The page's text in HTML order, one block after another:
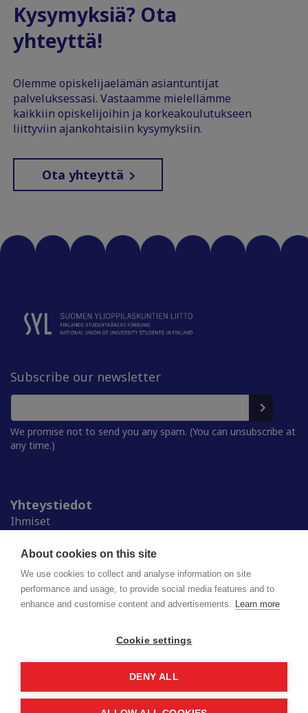
About cookies on this site
We use cookies to collect and analyse information on site
performance and usage, to provide social media features and to
enhance and customise content and advertisements. Learn more
Cookie settings
DENY ALL
Kysymyksiä? Ota
yhteyttä!
Olemme opiskelijaelämän asiantuntijat
palveluksessasi. Vastaamme mielellämme
kaikkiin opiskelijoihin ja korkeakoulutukseen
liittyviin ajankohtaisiin kysymyksiin.
Ota yhteyttä
Subscribe our newsletter
We promise not to send you any spam. (You can unsubscribe at
any time.)
Yhteystiedot
Ihmiset
Ylioppilaskunnat
Alumnille
Suomen ylioppilaskuntien liitto (SYL) ry
Privacy policy
Saavutettavuusseloste